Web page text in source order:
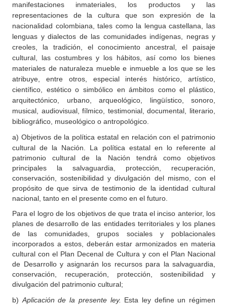
manifestaciones inmateriales, los productos y las
representaciones de la cultura que son expresión de la
nacionalidad colombiana, tales como la lengua castellana, las
lenguas y dialectos de las comunidades indígenas, negras y
creoles, la tradición, el conocimiento ancestral, el paisaje
cultural, las costumbres y los hábitos, así como los bienes
materiales de naturaleza mueble e inmueble a los que se les
atribuye, entre otros, especial interés histórico, artístico,
científico, estético o simbólico en ámbitos como el plástico,
arquitectónico, urbano, arqueológico, lingüístico, sonoro,
musical, audiovisual, fílmico, testimonial, documental, literario,
bibliográfico, museológico o antropológico.
a) Objetivos de la política estatal en relación con el patrimonio
cultural de la Nación. La política estatal en lo referente al
patrimonio cultural de la Nación tendrá como objetivos
principales la salvaguardia, protección, recuperación,
conservación, sostenibilidad y divulgación del mismo, con el
propósito de que sirva de testimonio de la identidad cultural
nacional, tanto en el presente como en el futuro.
Para el logro de los objetivos de que trata el inciso anterior, los
planes de desarrollo de las entidades territoriales y los planes
de las comunidades, grupos sociales y poblacionales
incorporados a estos, deberán estar armonizados en materia
cultural con el Plan Decenal de Cultura y con el Plan Nacional
de Desarrollo y asignarán los recursos para la salvaguardia,
conservación, recuperación, protección, sostenibilidad y
divulgación del patrimonio cultural;
b) Aplicación de la presente ley. Esta ley define un régimen